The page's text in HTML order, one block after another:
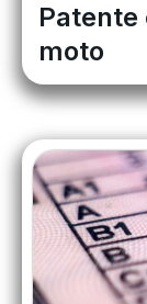
moto